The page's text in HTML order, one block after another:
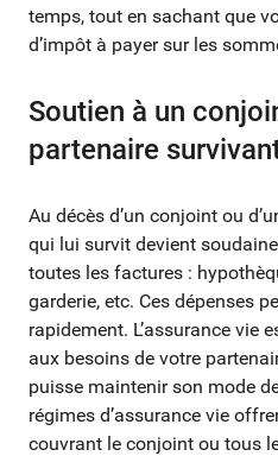
temps, tout en sachant que
d’impôt à payer sur les
Soutien à un
partenaire
Au décès d’un conjoint ou
qui lui survit devient
toutes les factures :
garderie, etc. Ces dépenses
rapidement. L’assurance vie
aux besoins de votre
puisse maintenir son mode
régimes d’assurance vie
couvrant le conjoint ou tous